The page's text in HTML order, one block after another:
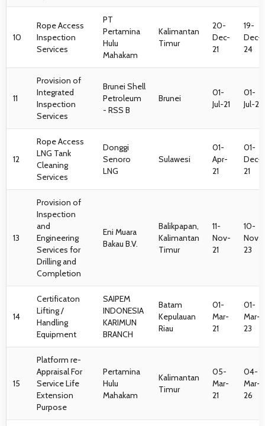
10
Rope Access
Inspection
Services
PT
Pertamina
Hulu
Mahakam
Kalimantan
Timur
20-
Dec-
21
19-
Dec-
24
11
Provision of
Integrated
Inspection
Services
Brunei Shell
Petroleum
- RSS B
Brunei
01-
Jul-21
01-
Jul-26
12
Rope Access
LNG Tank
Cleaning
Services
Donggi
Senoro
LNG
Sulawesi
01-
Apr-
21
01-
Dec-
21
13
Provision of
Inspection
and
Engineering
Services for
Drilling and
Completion
Eni Muara
Bakau B.V.
Balikpapan,
Kalimantan
Timur
11-
Nov-
21
10-
Nov-
23
14
Certificaton
Lifting /
Handling
Equipment
SAIPEM
INDONESIA
KARIMUN
BRANCH
Batam
Kepulauan
Riau
01-
Mar-
21
01-
Mar-
23
15
Platform re-
Appraisal For
Service Life
Extension
Purpose
Pertamina
Hulu
Mahakam
Kalimantan
Timur
05-
Mar-
21
04-
Mar-
26